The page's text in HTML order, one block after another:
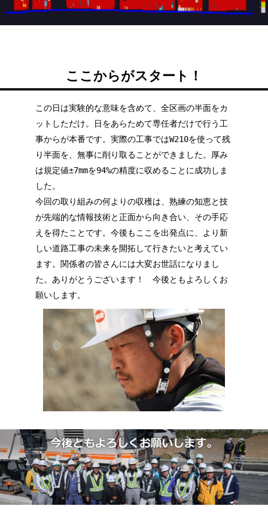
ここからがスタート！
この日は実験的な意味を含めて、全区画の半面をカ
ットしただけ。日をあらためて専任者だけで行う工
事からが本番です。実際の工事ではW210を使って残
り半面を、無事に削り取ることができました。厚み
は規定値±7mmを94%の精度に収めることに成功しま
した。
今回の取り組みの何よりの収穫は、熟練の知恵と技
が先端的な情報技術と正面から向き合い、その手応
えを得たことです。今後もここを出発点に、より新
しい道路工事の未来を開拓して行きたいと考えてい
ます。関係者の皆さんには大変お世話になりまし
た。ありがとうございます！ 今後ともよろしくお
願いします。